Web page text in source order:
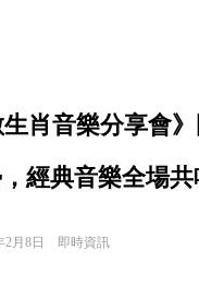
生肖音樂分享會
經典音樂全場共
2月8日 即時資訊